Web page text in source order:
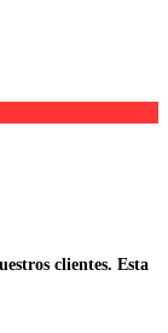
clientes. Esta